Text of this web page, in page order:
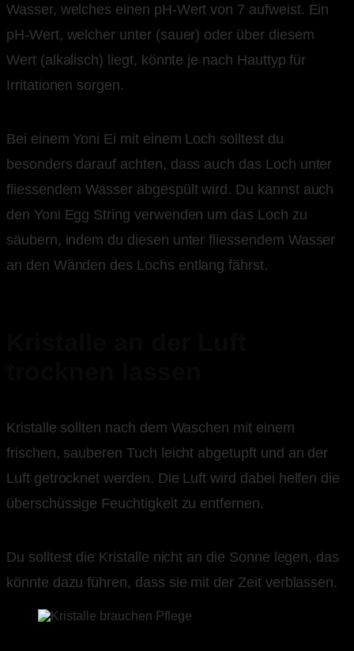
Wasser, welches einen pH-Wert von 7 aufweist. Ein
pH-Wert, welcher unter (sauer) oder über diesem
Wert (alkalisch) liegt, könnte je nach Hauttyp für
Irritationen sorgen.
Bei einem Yoni Ei mit einem Loch solltest du
besonders darauf achten, dass auch das Loch unter
fliessendem Wasser abgespült wird. Du kannst auch
den Yoni Egg String verwenden um das Loch zu
säubern, indem du diesen unter fliessendem Wasser
an den Wänden des Lochs entlang fährst.
Kristalle sollten nach dem Waschen mit einem
frischen, sauberen Tuch leicht abgetupft und an der
Luft getrocknet werden. Die Luft wird dabei helfen die
überschüssige Feuchtigkeit zu entfernen.
Du solltest die Kristalle nicht an die Sonne legen, das
könnte dazu führen, dass sie mit der Zeit verblassen.